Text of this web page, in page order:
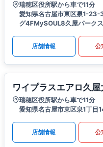
瑞穂区役所駅から車で11分
愛知県名古屋市東区泉1-23-
グ4FMySOUL8久屋パーク
店舗情報 公
ワイプラスエアロ久屋
瑞穂区役所駅から車で11分
愛知県名古屋市東区泉1丁
店舗情報 公